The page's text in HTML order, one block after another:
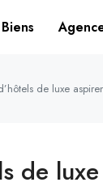
Biens
de luxe
de